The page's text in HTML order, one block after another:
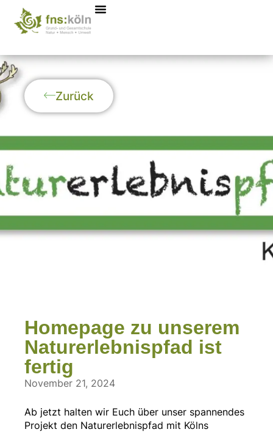
Zurück
Homepage zu unserem
Naturerlebnispfad ist
fertig
November 21, 2024
Ab jetzt halten wir Euch über unser spannendes
Projekt den Naturerlebnispfad mit Kölns